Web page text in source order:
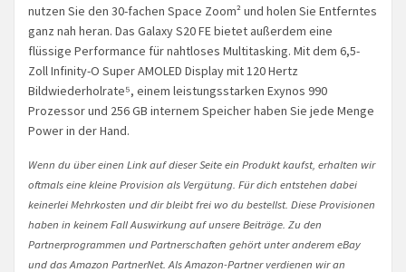
nutzen Sie den 30-fachen Space Zoom² und holen Sie Entferntes
ganz nah heran. Das Galaxy S20 FE bietet außerdem eine
flüssige Performance für nahtloses Multitasking. Mit dem 6,5-
Zoll Infinity-O Super AMOLED Display mit 120 Hertz
Bildwiederholrate⁵, einem leistungsstarken Exynos 990
Prozessor und 256 GB internem Speicher haben Sie jede Menge
Power in der Hand.
Wenn du über einen Link auf dieser Seite ein Produkt kaufst, erhalten wir
oftmals eine kleine Provision als Vergütung. Für dich entstehen dabei
keinerlei Mehrkosten und dir bleibt frei wo du bestellst. Diese Provisionen
haben in keinem Fall Auswirkung auf unsere Beiträge. Zu den
Partnerprogrammen und Partnerschaften gehört unter anderem eBay
und das Amazon PartnerNet. Als Amazon-Partner verdienen wir an